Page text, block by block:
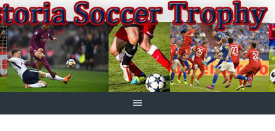
Springe
zum
Inhalt